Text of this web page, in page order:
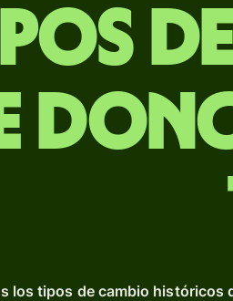
los tipos de cambio históricos